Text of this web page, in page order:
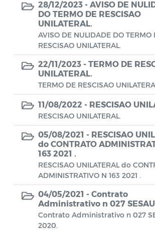
Atos Oficiais - Secretaria
Política Social, Trabalho,
Terceira Idade e
Humano
Autorização Para Início de
Aviso de rescisão
CADEP - Comissão de Análise de
Prévia
CONCURSO GUARDA
Concurso Público
Conselho Municipal - CACS
Conselho Municipal de
de Araruama - COMASO
28/12/2023 - AVISO DE
DO TERMO DE RESCISAO
UNILATERAL.
AVISO DE NULIDADE DO TERMO
RESCISAO UNILATERAL.
22/11/2023 - TERMO DE
UNILATERAL.
TERMO DE RESCISAO
11/08/2022 - RESCISAO
RESCISAO UNILATERAL.
05/08/2021 - RESCISAO
do CONTRATO
163 2021 .
RESCISAO UNILATERAL do
ADMINISTRATIVO N 163 2021 .
04/05/2021 - Contrato
Administrativo n 027
Contrato Administrativo n 027
2020.